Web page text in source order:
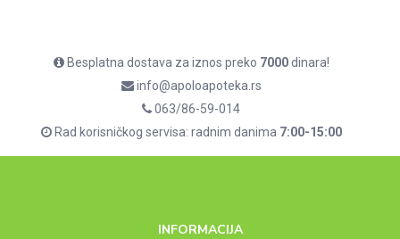
Besplatna dostava za iznos preko 7000dinara!
info@apoloapoteka.rs
063/86-59-014
Rad korisničkog servisa: radnim danima 7:00-15:00
INFORMACIJA